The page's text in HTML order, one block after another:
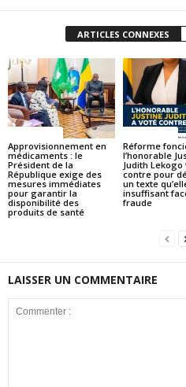
ARTICLES CONNEXES
Approvisionnement en
médicaments : le
Président de la
République exige des
mesures immédiates
pour garantir la
disponibilité des
produits de santé
Réforme
l’honorable
Judith Lekogo
contre pour
un texte
insuffisant
fraude
LAISSER UN COMMENTAIRE